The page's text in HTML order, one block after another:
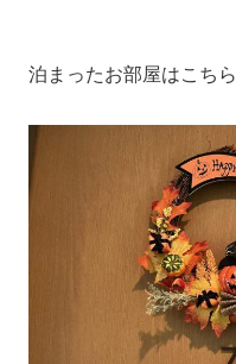
泊まったお部屋はこちら